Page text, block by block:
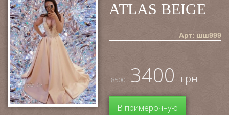
ATLAS BEIGE
Арт: шш999
8500 3400 грн.
В примерочную